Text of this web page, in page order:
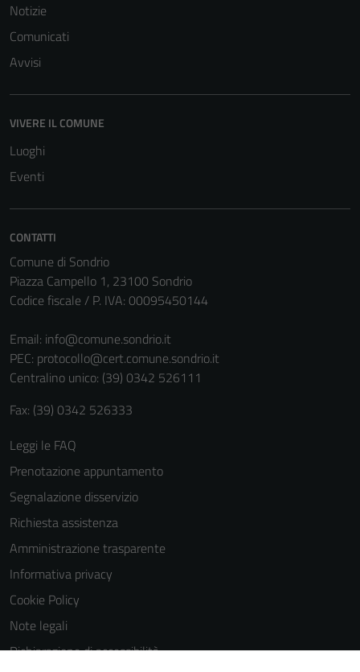
Notizie
Comunicati
Avvisi
VIVERE IL COMUNE
Luoghi
Eventi
CONTATTI
Comune di Sondrio
Piazza Campello 1, 23100 Sondrio
Codice fiscale / P. IVA: 00095450144
Email: info@comune.sondrio.it
PEC: protocollo@cert.comune.sondrio.it
Centralino unico: (39) 0342 526111
Fax: (39) 0342 526333
Leggi le FAQ
Prenotazione appuntamento
Segnalazione disservizio
Richiesta assistenza
Amministrazione trasparente
Informativa privacy
Cookie Policy
Note legali
Dichiarazione di accessibilità
Questi cookie
funzionamento